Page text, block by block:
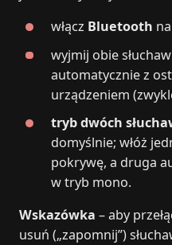
włącz Bluetooth
wyjmij obie
automatycznie z
urządzeniem
tryb dwóch
domyślnie; włóż
pokrywę, a druga
w tryb mono.
Wskazówka – aby
usuń („zapomnij”)